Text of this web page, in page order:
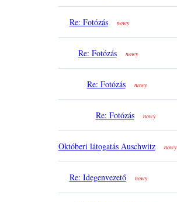
Re: Fotózás nowy
Re: Fotózás nowy
Re: Fotózás nowy
Re: Fotózás nowy
Októberi látogatás Auschwitz nowy
Re: Idegenvezető nowy